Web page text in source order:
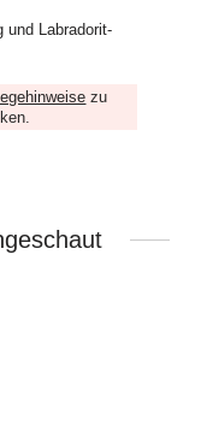
und Labradorit-
zu